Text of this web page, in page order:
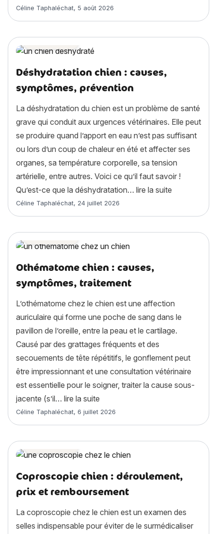
Article rédigé par
Céline Taphaléchat, 5 août 2026
Déshydratation chien : causes,
symptômes, prévention
La déshydratation du chien est un problème de santé
grave qui conduit aux urgences vétérinaires. Elle peut
se produire quand l’apport en eau n’est pas suffisant
ou lors d’un coup de chaleur en été et affecter ses
organes, sa température corporelle, sa tension
artérielle, entre autres. Voici ce qu’il faut savoir !
Qu’est-ce que la déshydratation… lire la suite
Article rédigé par
Céline Taphaléchat, 24 juillet 2026
Othématome chien : causes,
symptômes, traitement
L’othématome chez le chien est une affection
auriculaire qui forme une poche de sang dans le
pavillon de l’oreille, entre la peau et le cartilage.
Causé par des grattages fréquents et des
secouements de tête répétitifs, le gonflement peut
être impressionnant et une consultation vétérinaire
est essentielle pour le soigner, traiter la cause sous-
jacente (s’il… lire la suite
Article rédigé par
Céline Taphaléchat, 6 juillet 2026
Coproscopie chien : déroulement,
prix et remboursement
La coproscopie chez le chien est un examen des
selles indispensable pour éviter de le surmédicaliser